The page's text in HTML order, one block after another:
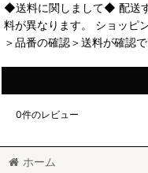
◆送料に関しまして◆ 配送
料が異なります。 ショッピ
＞品番の確認＞送料が確認で
0件のレビュー
ホーム